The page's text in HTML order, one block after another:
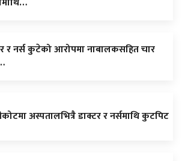
र नर्स कुटेको आरोपमा नाबालकसहित चार
अस्पतालभित्रै डाक्टर र नर्समाथि कुटपिट